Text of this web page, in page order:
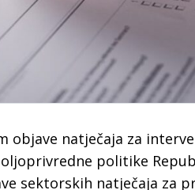
objave natječaja za
politike
sektorskih natječaja za